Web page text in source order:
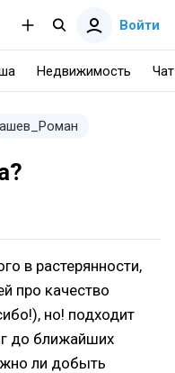
Войти
Недвижимость Чат
в растерянности,
про качество
но! подходит
до ближайших
ли добыть